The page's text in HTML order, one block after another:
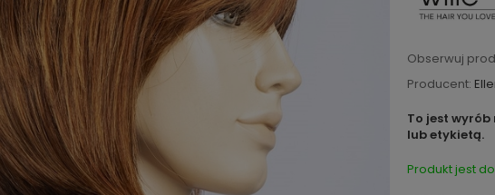
Obserwuj
Producent:
To jest
lub etykietą.
Produkt jest